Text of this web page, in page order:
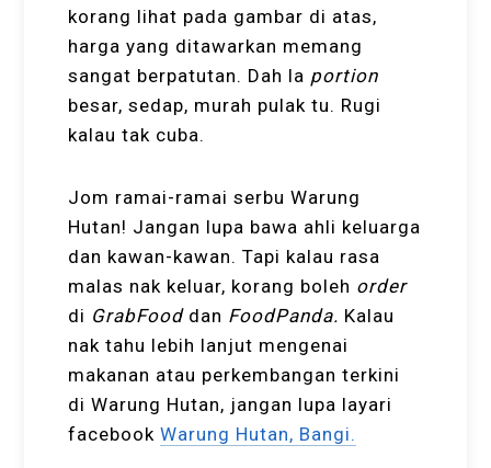
korang lihat pada gambar di atas,
harga yang ditawarkan memang
sangat berpatutan. Dah la portion
besar, sedap, murah pulak tu. Rugi
kalau tak cuba.
Jom ramai-ramai serbu Warung
Hutan! Jangan lupa bawa ahli keluarga
dan kawan-kawan. Tapi kalau rasa
malas nak keluar, korang boleh order
di GrabFooddan FoodPanda. Kalau
nak tahu lebih lanjut mengenai
makanan atau perkembangan terkini
di Warung Hutan, jangan lupa layari
facebookWarung Hutan, Bangi.